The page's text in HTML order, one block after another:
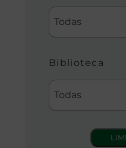
Todas
Biblioteca
Todas